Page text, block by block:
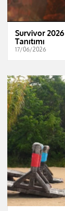
Survivor
Tanıtımı
17/06/2026